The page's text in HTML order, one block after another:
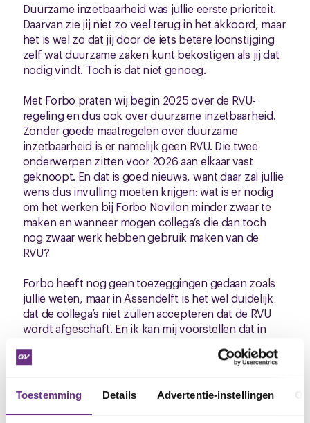
Toestemming Details Advertentie-instellingen
Duurzame inzetbaarheid was jullie eerste prioriteit.
Daarvan zie jij niet zo veel terug in het akkoord, maar
het is wel zo dat jij door de iets betere loonstijging
zelf wat duurzame zaken kunt bekostigen als jij dat
nodig vindt. Toch is dat niet genoeg.
Met Forbo praten wij begin 2025 over de RVU-
regeling en dus ook over duurzame inzetbaarheid.
Zonder goede maatregelen over duurzame
inzetbaarheid is er namelijk geen RVU. Die twee
onderwerpen zitten voor 2026 aan elkaar vast
geknoopt. En dat is goed nieuws, want daar zal jullie
wens dus invulling moeten krijgen: wat is er nodig
om het werken bij Forbo Novilon minder zwaar te
maken en wanneer mogen collega’s die dan toch
nog zwaar werk hebben gebruik maken van de
RVU?
Forbo heeft nog geen toezeggingen gedaan zoals
jullie weten, maar in Assendelft is het wel duidelijk
dat de collega’s niet zullen accepteren dat de RVU
wordt afgeschaft. En ik kan mij voorstellen dat in
maatregelen voor duurzame inzetbaarheid: jullie
gaan het vast niet accepteren als er geen fatsoenlijk
plan komt in 2025. Daarom dus het onderzoek door
een onafhankelijke derde partij en daarna is het weer
onderhandelen geblazen.